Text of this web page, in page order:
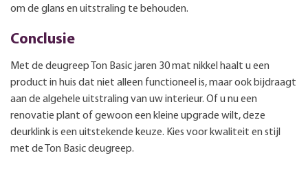
om de glans en uitstraling te behouden.
Conclusie
Met de deugreep Ton Basic jaren 30 mat nikkel haalt u een
product in huis dat niet alleen functioneel is, maar ook bijdraagt
aan de algehele uitstraling van uw interieur. Of u nu een
renovatie plant of gewoon een kleine upgrade wilt, deze
deurklink is een uitstekende keuze. Kies voor kwaliteit en stijl
met de Ton Basic deugreep.